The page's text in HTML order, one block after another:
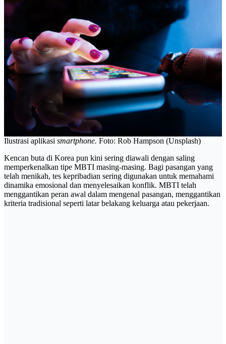
Ilustrasi aplikasi smartphone. Foto: Rob Hampson (Unsplash)
Kencan buta di Korea pun kini sering diawali dengan saling
memperkenalkan tipe MBTI masing-masing. Bagi pasangan yang
telah menikah, tes kepribadian sering digunakan untuk memahami
dinamika emosional dan menyelesaikan konflik. MBTI telah
menggantikan peran awal dalam mengenal pasangan, menggantikan
kriteria tradisional seperti latar belakang keluarga atau pekerjaan.